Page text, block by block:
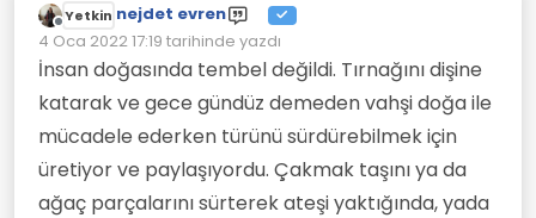
Çevrimdışı
Yetkin nejdet evren
4 Oca 2022 17:19 tarihinde yazdı
Son düzenleyen:
İnsan doğasında tembel değildi. Tırnağını dişine
katarak ve gece gündüz demeden vahşi doğa ile
mücadele ederken türünü sürdürebilmek için
üretiyor ve paylaşıyordu. Çakmak taşını ya da
ağaç parçalarını sürterek ateşi yaktığında, yada